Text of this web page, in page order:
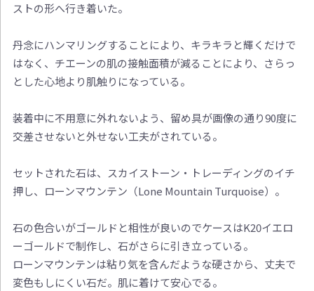
ストの形へ行き着いた。
丹念にハンマリングすることにより、キラキラと輝くだけで
はなく、チエーンの肌の接触面積が減ることにより、さらっ
とした心地より肌触りになっている。
装着中に不用意に外れないよう、留め具が画像の通り90度に
交差させないと外せない工夫がされている。
セットされた石は、スカイストーン・トレーディングのイチ
押し、ローンマウンテン（Lone Mountain Turquoise）。
石の色合いがゴールドと相性が良いのでケースはK20イエロ
ーゴールドで制作し、石がさらに引き立っている。
ローンマウンテンは粘り気を含んだような硬さから、丈夫で
変色もしにくい石だ。肌に着けて安心でる。